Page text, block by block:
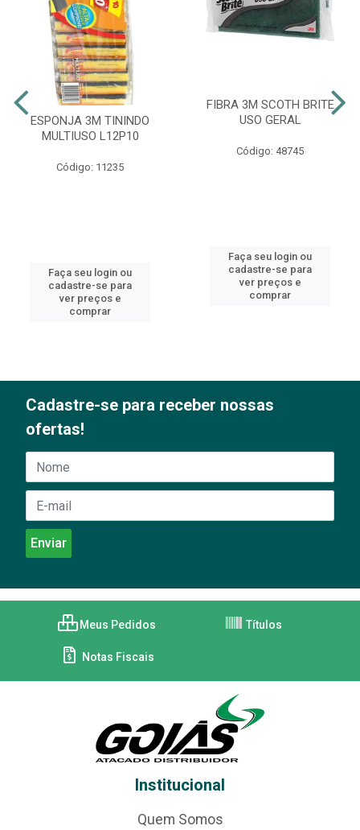
ESPONJA 3M TININDO
MULTIUSO L12P10
Código: 11235
Faça seu login ou
cadastre-se para
ver preços e
comprar
FIBRA 3M SCOTH BRITE
USO GERAL
Código: 48745
Faça seu login ou
cadastre-se para
ver preços e
comprar
Cadastre-se para receber nossas
ofertas!
Meus Pedidos Títulos
Notas Fiscais
Institucional
Quem Somos